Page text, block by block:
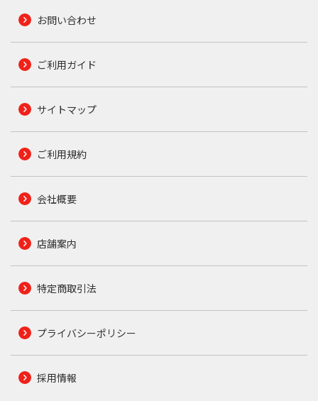
お問い合わせ
ご利用ガイド
サイトマップ
ご利用規約
会社概要
店舗案内
特定商取引法
プライバシーポリシー
採用情報